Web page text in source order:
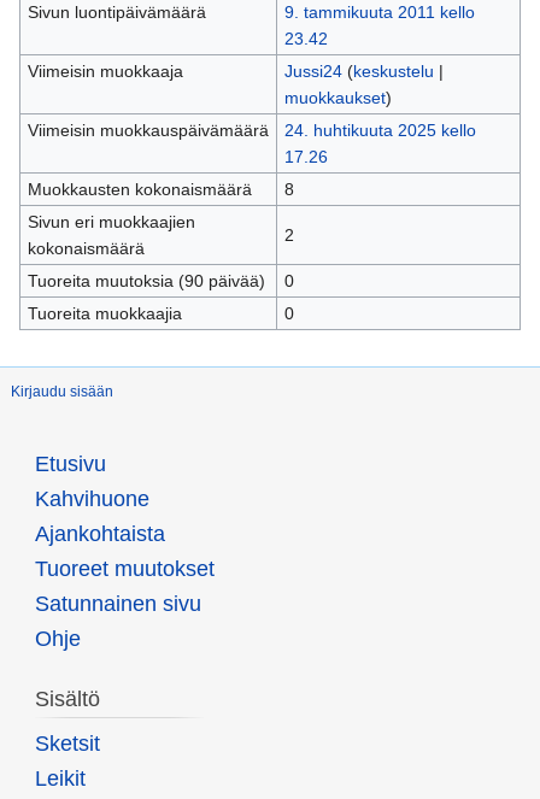
Sivun luontipäivämäärä
9. tammikuuta 2011 kello
23.42
Viimeisin muokkaaja
Jussi24 (keskustelu |
muokkaukset)
Viimeisin muokkauspäivämäärä
24. huhtikuuta 2025 kello
17.26
Muokkausten kokonaismäärä
8
Sivun eri muokkaajien
kokonaismäärä
2
Tuoreita muutoksia (90 päivää)
0
Tuoreita muokkaajia
0
Kirjaudu sisään
Etusivu
Kahvihuone
Ajankohtaista
Tuoreet muutokset
Satunnainen sivu
Ohje
Sisältö
Sketsit
Leikit